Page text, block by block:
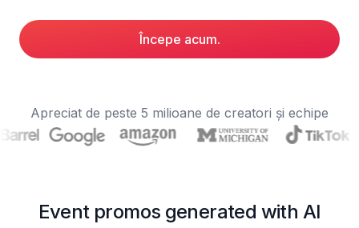
Începe acum.
Apreciat de peste 5 milioane de creatori și echipe
Event promos generated with AI